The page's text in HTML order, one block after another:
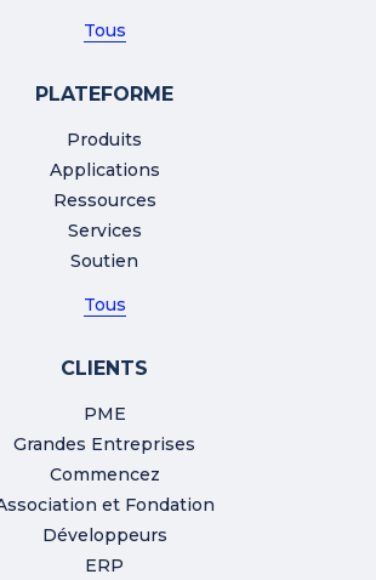
Tous
PLATEFORME
Produits
Applications
Ressources
Services
Soutien
Tous
CLIENTS
PME
Grandes Entreprises
Commencez
et Fondation
Développeurs
ERP